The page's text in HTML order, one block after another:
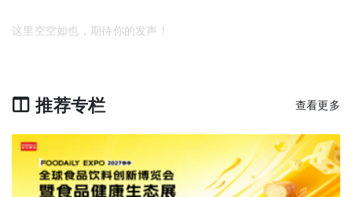
这里空空如也，期待你的发声！
推荐专栏 查看更多